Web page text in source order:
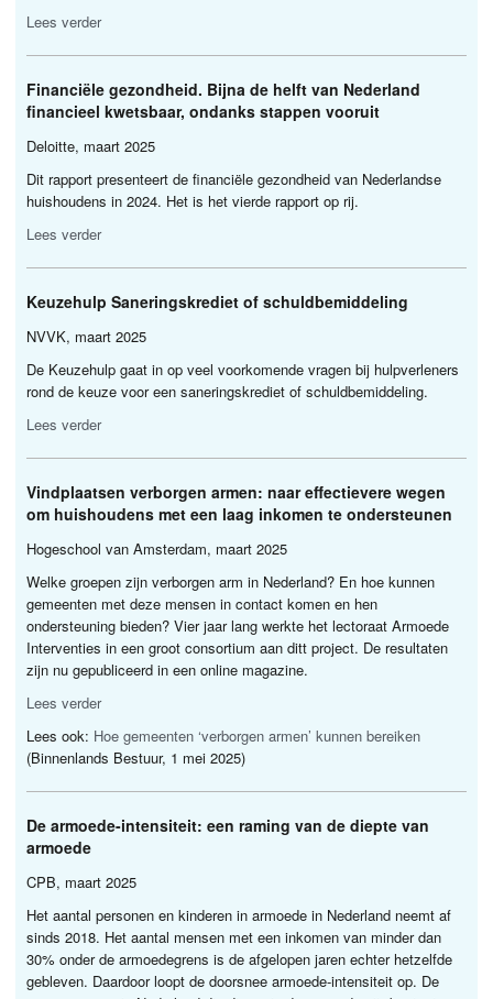
Lees verder
Financiële gezondheid. Bijna de helft van Nederland
financieel kwetsbaar, ondanks stappen vooruit
Deloitte, maart 2025
Dit rapport presenteert de financiële gezondheid van Nederlandse
huishoudens in 2024. Het is het vierde rapport op rij.
Lees verder
Keuzehulp Saneringskrediet of schuldbemiddeling
NVVK, maart 2025
De Keuzehulp gaat in op veel voorkomende vragen bij hulpverleners
rond de keuze voor een saneringskrediet of schuldbemiddeling.
Lees verder
Vindplaatsen verborgen armen: naar effectievere wegen
om huishoudens met een laag inkomen te ondersteunen
Hogeschool van Amsterdam, maart 2025
Welke groepen zijn verborgen arm in Nederland? En hoe kunnen
gemeenten met deze mensen in contact komen en hen
ondersteuning bieden? Vier jaar lang werkte het lectoraat Armoede
Interventies in een groot consortium aan ditt project. De resultaten
zijn nu gepubliceerd in een online magazine.
Lees verder
Lees ook: Hoe gemeenten ‘verborgen armen’ kunnen bereiken
(Binnenlands Bestuur, 1 mei 2025)
De armoede-intensiteit: een raming van de diepte van
armoede
CPB, maart 2025
Het aantal personen en kinderen in armoede in Nederland neemt af
sinds 2018. Het aantal mensen met een inkomen van minder dan
30% onder de armoedegrens is de afgelopen jaren echter hetzelfde
gebleven. Daardoor loopt de doorsnee armoede-intensiteit op. De